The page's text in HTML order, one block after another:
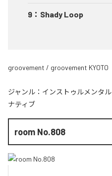
9 ： Shady Loop
groovement / groovement KYOTO
ジャンル： インストゥルメンタル
ナティブ
room No.808